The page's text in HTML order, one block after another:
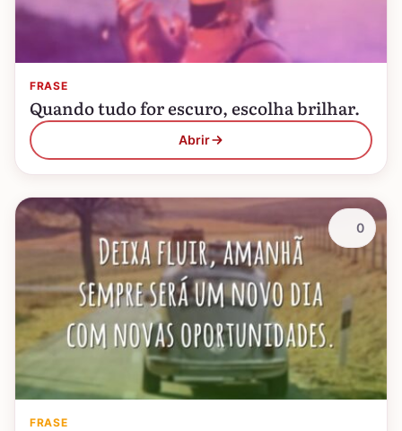
FRASE
Quando tudo for escuro, escolha brilhar.
Abrir
FRASE
0